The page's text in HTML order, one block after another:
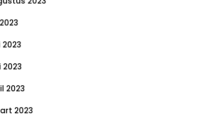
2023
2023
2023
2023